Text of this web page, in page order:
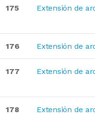
175 Extensión de
176 Extensión de
177 Extensión de
178 Extensión de